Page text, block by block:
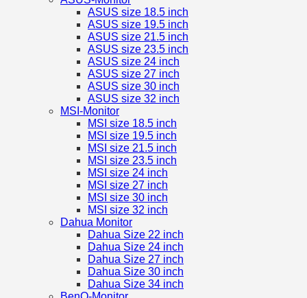
ASUS size 18.5 inch
ASUS size 19.5 inch
ASUS size 21.5 inch
ASUS size 23.5 inch
ASUS size 24 inch
ASUS size 27 inch
ASUS size 30 inch
ASUS size 32 inch
MSI-Monitor
MSI size 18.5 inch
MSI size 19.5 inch
MSI size 21.5 inch
MSI size 23.5 inch
MSI size 24 inch
MSI size 27 inch
MSI size 30 inch
MSI size 32 inch
Dahua Monitor
Dahua Size 22 inch
Dahua Size 24 inch
Dahua Size 27 inch
Dahua Size 30 inch
Dahua Size 34 inch